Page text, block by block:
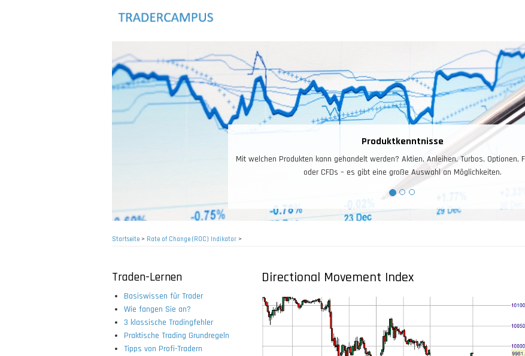
Produktkenntnisse
Mit welchen Produkten kann gehandelt werden? Aktien, Anleihen, Turbos, Optionen,
oder CFDs – es gibt eine große Auswahl an Möglichkeiten.
Startseite> Rate of Change (ROC) Indikator >
Traden-Lernen
Basiswissen für Trader
Wie fangen Sie an?
3 klassische Tradingfehler
Praktische Trading Grundregeln
Tipps von Profi-Tradern
Directional Movement Index